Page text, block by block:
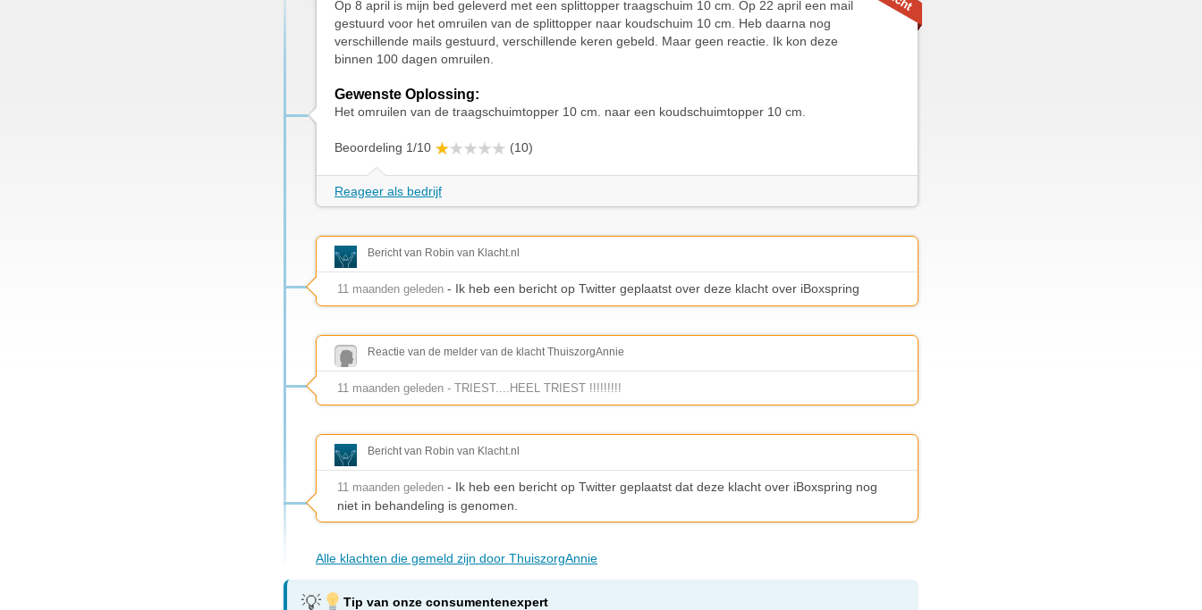
Op 8 april is mijn bed geleverd met een splittopper traagschuim 10 cm. Op 22 april een mail
gestuurd voor het omruilen van de splittopper naar koudschuim 10 cm. Heb daarna nog
verschillende mails gestuurd, verschillende keren gebeld. Maar geen reactie. Ik kon deze
binnen 100 dagen omruilen.
Gewenste Oplossing:
Het omruilen van de traagschuimtopper 10 cm. naar een koudschuimtopper 10 cm.
Beoordeling 1/10 (10)
Reageer als bedrijf
Bericht van Robin van Klacht.nl
11 maanden geleden - Ik heb een bericht op Twitter geplaatst over deze klacht over iBoxspring
Reactie van de melder van de klacht ThuiszorgAnnie
11 maanden geleden - TRIEST....HEEL TRIEST !!!!!!!!!
Bericht van Robin van Klacht.nl
11 maanden geleden - Ik heb een bericht op Twitter geplaatst dat deze klacht over iBoxspring nog
niet in behandeling is genomen.
Alle klachten die gemeld zijn door ThuiszorgAnnie
Tip van onze consumentenexpert